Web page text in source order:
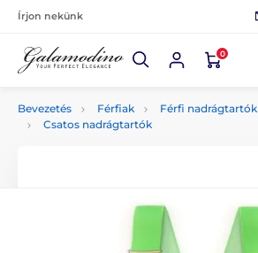
Írjon nekünk
0
Bevezetés Férfiak
Férfi nadrágtartók
Csatos nadrágtartók